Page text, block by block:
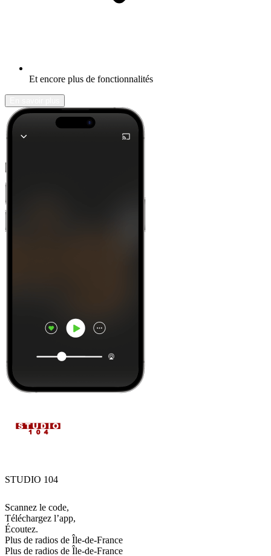
Et encore plus de fonctionnalités
STUDIO 104
Scannez le code,
Téléchargez l’app,
Écoutez.
Plus de radios de Île-de-France
Plus de radios de Île-de-France